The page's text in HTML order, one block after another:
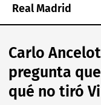
Real Madrid
Carlo
pregunta
qué no tiró